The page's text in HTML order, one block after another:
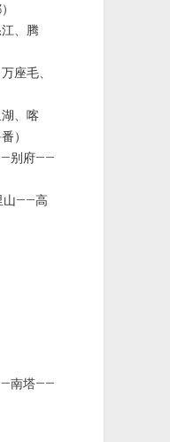
、腾
座毛、
、喀
）
别府——
山——高
南塔——